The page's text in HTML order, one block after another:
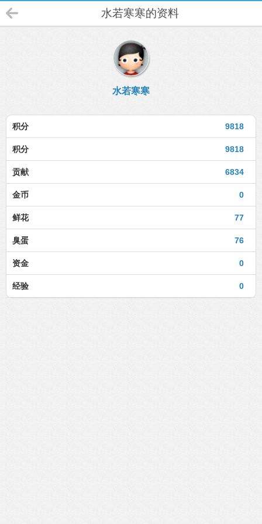
水若寒寒的资料
水若寒寒
9818
积分
9818
积分
6834
贡献
0
金币
77
鲜花
76
臭蛋
0
资金
0
经验